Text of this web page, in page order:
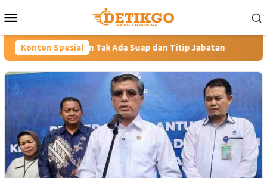
ke
Mobile
Konten Spesial
Tak Ada Suap dan Titip Jabatan Gubernur YSK